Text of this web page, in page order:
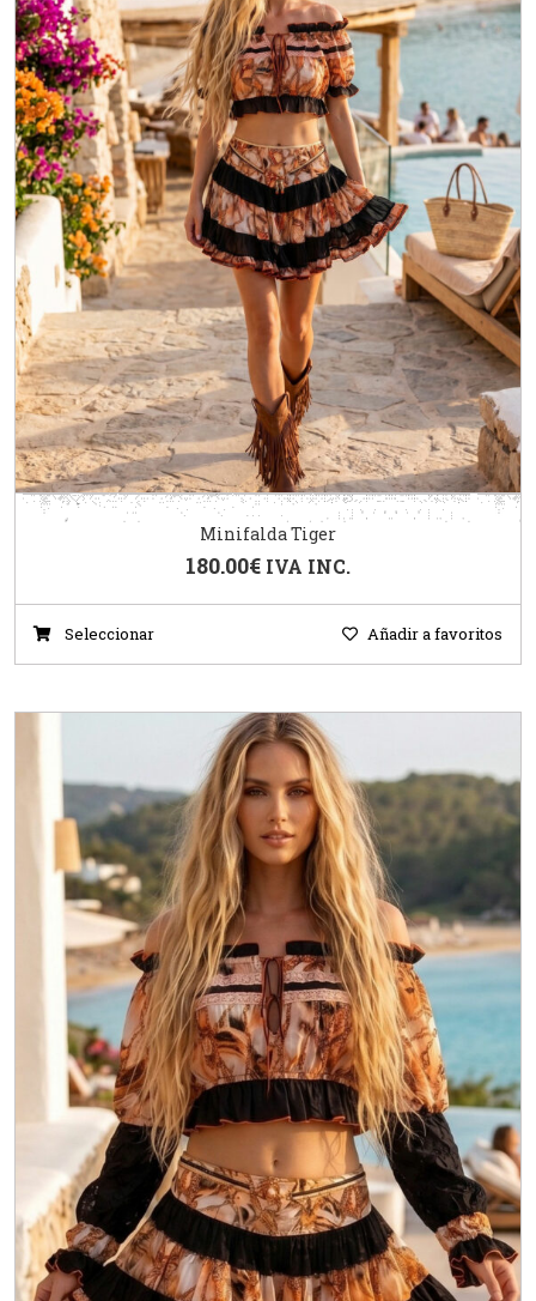
Minifalda Tiger
180.00€ IVA INC.
Seleccionar Añadir a favoritos